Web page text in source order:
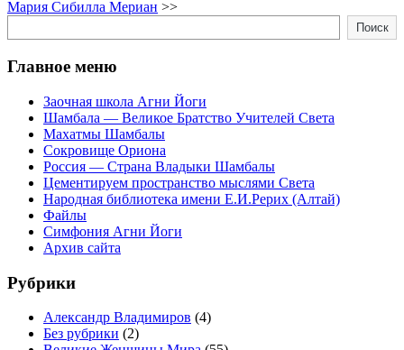
Мария Сибилла Мериан >>
Поиск
Главное меню
Заочная школа Агни Йоги
Шамбала — Великое Братство Учителей Света
Махатмы Шамбалы
Сокровище Ориона
Россия — Страна Владыки Шамбалы
Цементируем пространство мыслями Света
Народная библиотека имени Е.И.Рерих (Алтай)
Файлы
Симфония Агни Йоги
Архив сайта
Рубрики
Александр Владимиров (4)
Без рубрики (2)